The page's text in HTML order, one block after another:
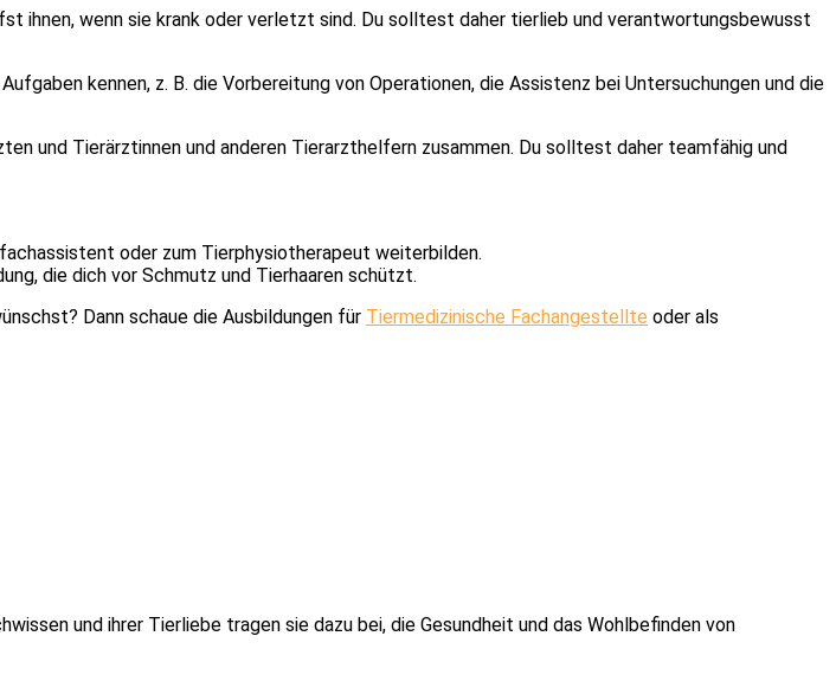
ihnen, wenn sie krank oder verletzt sind. Du solltest daher tierlieb und verantwortungsbewusst
kennen, z. B. die Vorbereitung von Operationen, die Assistenz bei Untersuchungen und die
und Tierärztinnen und anderen Tierarzthelfern zusammen. Du solltest daher teamfähig und
oder zum Tierphysiotherapeut weiterbilden.
die dich vor Schmutz und Tierhaaren schützt.
Dann schaue die Ausbildungen für Tiermedizinische Fachangestellte oder als
und ihrer Tierliebe tragen sie dazu bei, die Gesundheit und das Wohlbefinden von